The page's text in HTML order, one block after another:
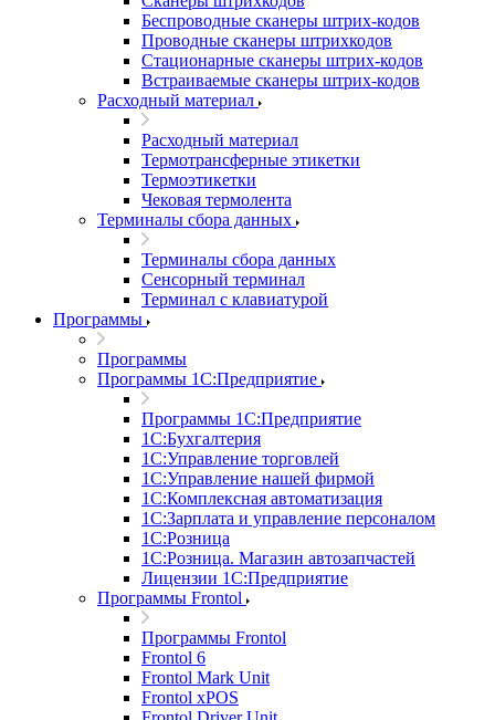
Беспроводные сканеры штрих-кодов
Проводные сканеры штрихкодов
Стационарные сканеры штрих-кодов
Встраиваемые сканеры штрих-кодов
Расходный материал
Расходный материал
Термотрансферные этикетки
Термоэтикетки
Чековая термолента
Терминалы сбора данных
Терминалы сбора данных
Сенсорный терминал
Терминал с клавиатурой
Программы
Программы
Программы 1С:Предприятие
Программы 1С:Предприятие
1С:Бухгалтерия
1С:Управление торговлей
1С:Управление нашей фирмой
1С:Комплексная автоматизация
1С:Зарплата и управление персоналом
1С:Розница
1С:Розница. Магазин автозапчастей
Лицензии 1С:Предприятие
Программы Frontol
Программы Frontol
Frontol 6
Frontol Mark Unit
Frontol xPOS